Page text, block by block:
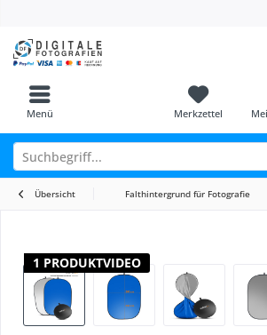
Menü Merkzettel
Übersicht Falthintergrund für Fotografie
1 PRODUKTVIDEO